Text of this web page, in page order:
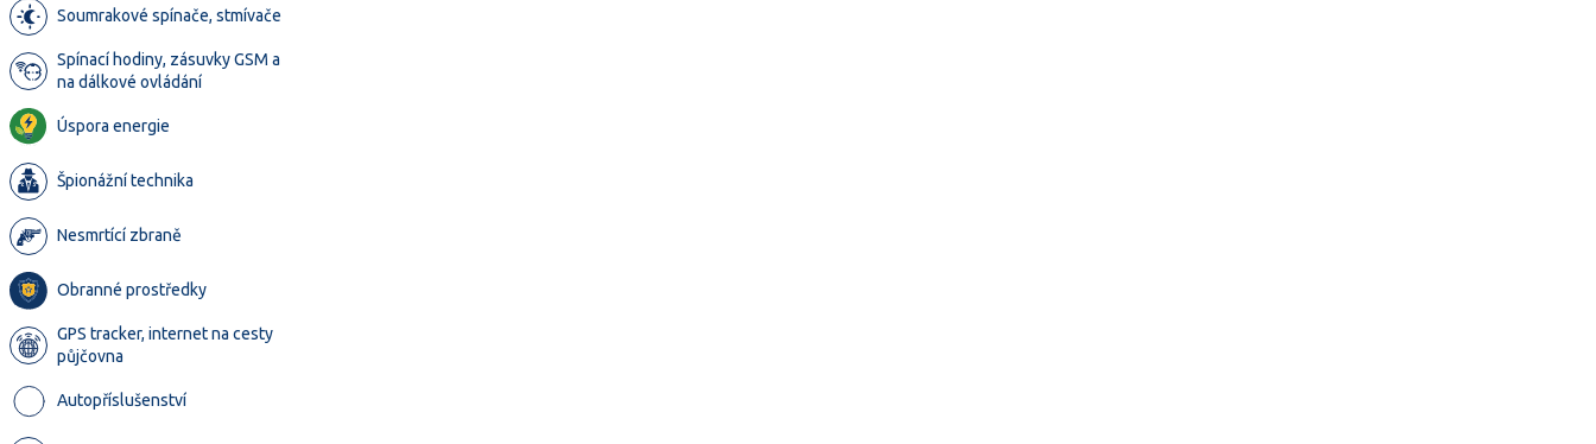
Soumrakové spínače, stmívače
Spínací hodiny, zásuvky GSM a
na dálkové ovládání
Úspora energie
Špionážní technika
Nesmrtící zbraně
Obranné prostředky
GPS tracker, internet na cesty
půjčovna
Autopříslušenství